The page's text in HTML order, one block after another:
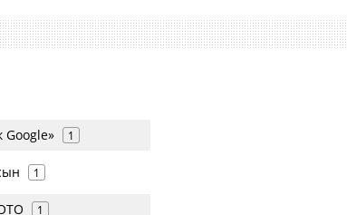
Google» 1
1
1